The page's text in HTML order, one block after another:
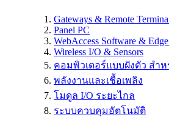
Gateways & Remote
Panel PC
WebAccess Software &
Wireless I/O & Sensors
คอมพิวเตอร์แบบฝังตัว สำ
พลังงานและเชื้อเพลิง
โมดูล I/O ระยะไกล
ระบบควบคุมอัตโนมัติ